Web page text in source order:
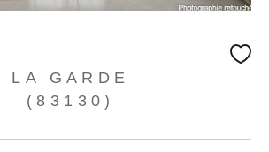
LA GARDE
(83130)